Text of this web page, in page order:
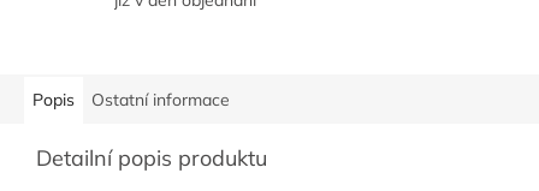
Popis Ostatní informace
Detailní popis produktu